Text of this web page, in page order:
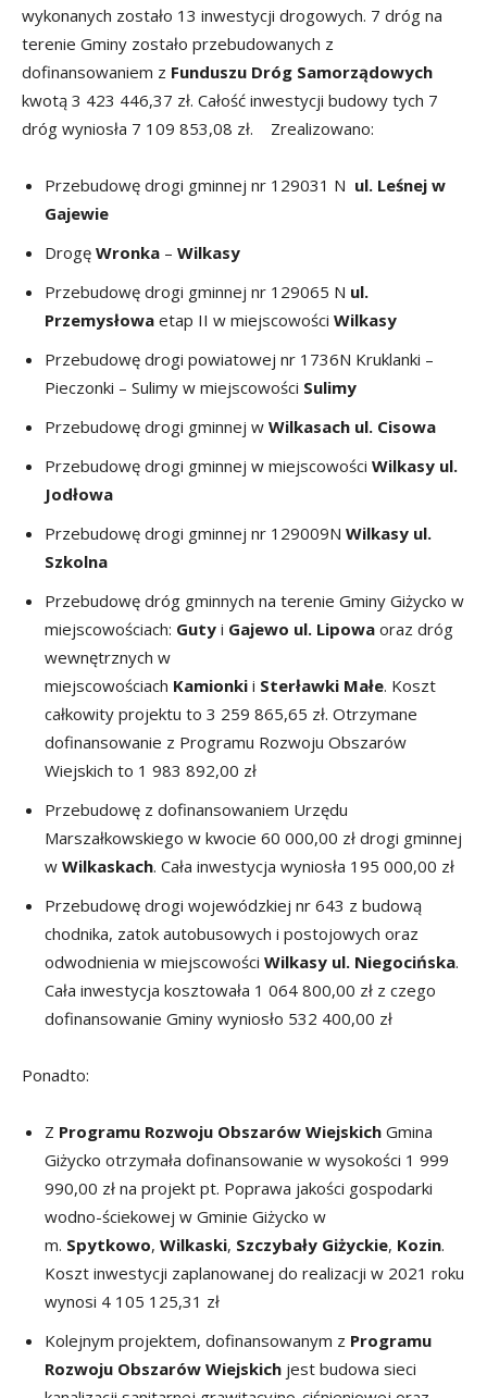
wykonanych zostało 13 inwestycji drogowych. 7 dróg na
terenie Gminy zostało przebudowanych z
dofinansowaniem z Funduszu Dróg Samorządowych
kwotą 3 423 446,37 zł. Całość inwestycji budowy tych 7
dróg wyniosła 7 109 853,08 zł. Zrealizowano:
Przebudowę drogi gminnej nr 129031 N ul. Leśnej w
Gajewie
Drogę Wronka – Wilkasy
Przebudowę drogi gminnej nr 129065 N ul.
Przemysłowa etap II w miejscowości Wilkasy
Przebudowę drogi powiatowej nr 1736N Kruklanki –
Pieczonki – Sulimy w miejscowości Sulimy
Przebudowę drogi gminnej w Wilkasach ul. Cisowa
Przebudowę drogi gminnej w miejscowości Wilkasy ul.
Jodłowa
Przebudowę drogi gminnej nr 129009N Wilkasy ul.
Szkolna
Przebudowę dróg gminnych na terenie Gminy Giżycko w
miejscowościach: Guty i Gajewo ul. Lipowa oraz dróg
wewnętrznych w
miejscowościach Kamionki i Sterławki Małe. Koszt
całkowity projektu to 3 259 865,65 zł. Otrzymane
dofinansowanie z Programu Rozwoju Obszarów
Wiejskich to 1 983 892,00 zł
Przebudowę z dofinansowaniem Urzędu
Marszałkowskiego w kwocie 60 000,00 zł drogi gminnej
w Wilkaskach. Cała inwestycja wyniosła 195 000,00 zł
Przebudowę drogi wojewódzkiej nr 643 z budową
chodnika, zatok autobusowych i postojowych oraz
odwodnienia w miejscowości Wilkasy ul. Niegocińska.
Cała inwestycja kosztowała 1 064 800,00 zł z czego
dofinansowanie Gminy wyniosło 532 400,00 zł
Ponadto:
Z Programu Rozwoju Obszarów Wiejskich Gmina
Giżycko otrzymała dofinansowanie w wysokości 1 999
990,00 zł na projekt pt. Poprawa jakości gospodarki
wodno-ściekowej w Gminie Giżycko w
m. Spytkowo, Wilkaski, Szczybały Giżyckie, Kozin.
Koszt inwestycji zaplanowanej do realizacji w 2021 roku
wynosi 4 105 125,31 zł
Kolejnym projektem, dofinansowanym z Programu
Rozwoju Obszarów Wiejskich jest budowa sieci